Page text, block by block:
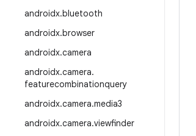
androidx.bluetooth
androidx.browser
androidx.camera
androidx.camera.
featurecombinationquery
androidx.camera.media3
androidx.camera.viewfinder